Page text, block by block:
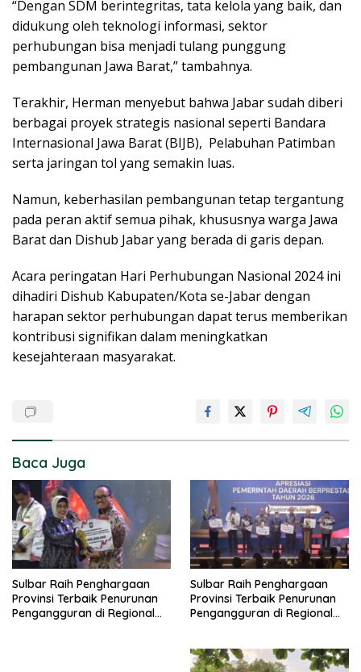
“Dengan SDM berintegritas, tata kelola yang baik, dan
didukung oleh teknologi informasi, sektor
perhubungan bisa menjadi tulang punggung
pembangunan Jawa Barat,” tambahnya.
Terakhir, Herman menyebut bahwa Jabar sudah diberi
berbagai proyek strategis nasional seperti Bandara
Internasional Jawa Barat (BIJB), Pelabuhan Patimban
serta jaringan tol yang semakin luas.
Namun, keberhasilan pembangunan tetap tergantung
pada peran aktif semua pihak, khususnya warga Jawa
Barat dan Dishub Jabar yang berada di garis depan.
Acara peringatan Hari Perhubungan Nasional 2024 ini
dihadiri Dishub Kabupaten/Kota se-Jabar dengan
harapan sektor perhubungan dapat terus memberikan
kontribusi signifikan dalam meningkatkan
kesejahteraan masyarakat.
Baca Juga
Sulbar Raih Penghargaan
Provinsi Terbaik Penurunan
Pengangguran di Regional
Sulbar Raih Penghargaan
Provinsi Terbaik Penurunan
Pengangguran di Regional